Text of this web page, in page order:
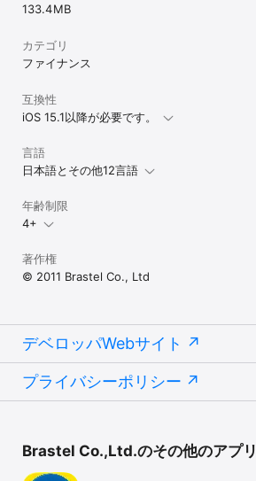
133.4 MB
カテゴリ
ファイナンス
互換性
iOS 15.1以降が必要です。
言語
日本語とその他12言語
年齢制限
4+
著作権
© 2011 Brastel Co., Ltd
デベロッパWebサイト
プライバシーポリシー
Brastel Co.,Ltd.のその他のアプリ